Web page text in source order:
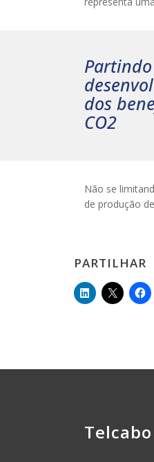
dos
CO2
Não se
de produção
PARTILHAR
Telcabo